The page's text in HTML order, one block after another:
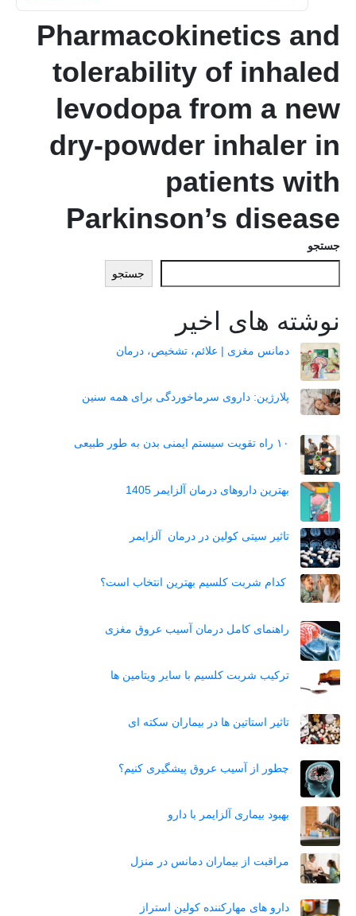
Pharmacokinetics and
tolerability of inhaled
levodopa from a new
dry-powder inhaler in
patients with
Parkinson’s disease
جستجو
جستجو
نوشته های اخیر
دمانس مغزی | علائم، تشخیص، درمان
پلارژین: داروی سرماخوردگی برای همه سنین
۱۰ راه تقویت سیستم ایمنی بدن به طور طبیعی
بهترین داروهای درمان آلزایمر 1405
تاثیر سیتی کولین در درمان آلزایمر
کدام شربت کلسیم بهترین انتخاب است؟
راهنمای کامل درمان آسیب عروق مغزی
ترکیب شربت کلسیم با سایر ویتامین ها
تاثیر استاتین‌ ها در بیماران سکته ای
چطور از آسیب عروق پیشگیری کنیم؟
بهبود بیماری آلزایمر با دارو
مراقبت از بیماران دمانس در منزل
دارو های مهارکننده کولین استراز